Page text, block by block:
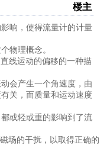
楼主
响，使得流量计的计量
物理概念。
线运动的偏移的一种描
会产生一个角速度，由
关，而质量和运动速度
或轻或重的影响到了流
场的干扰，以取得正确的